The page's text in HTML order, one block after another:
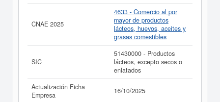
La última actualización del informe de empresa se ha
realizado el 16/10/2025.
CNAE 2025
4633 - Comercio al por
mayor de productos
lácteos, huevos, aceites y
grasas comestibles
SIC
51430000 - Productos
lácteos, excepto secos o
enlatados
Actualización Ficha
Empresa
16/10/2025